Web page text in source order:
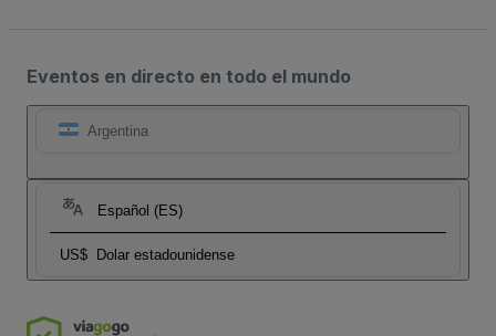
Eventos en directo en todo el mundo
Argentina
Español (ES)
US$ Dolar estadounidense